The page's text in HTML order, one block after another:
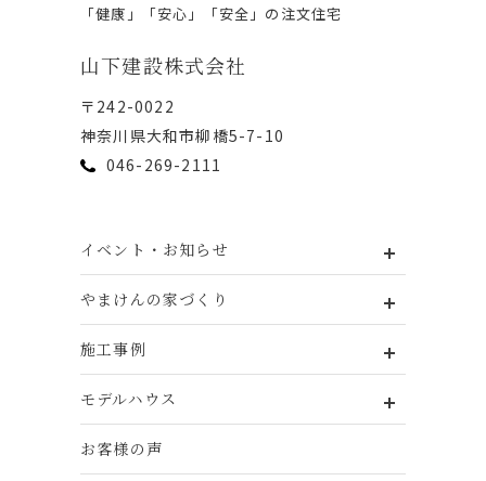
「健康」「安⼼」「安全」の注⽂住宅
⼭下建設株式会社
〒242-0022
神奈川県⼤和市柳橋5-7-10
046-269-2111
イベント・お知らせ
やまけんの家づくり
施工事例
モデルハウス
お客様の声